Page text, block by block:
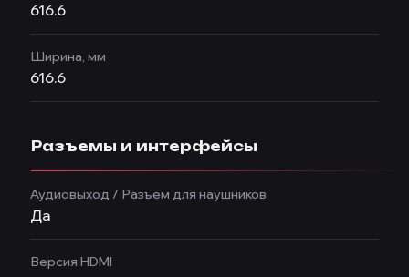
616.6
Ширина, мм
616.6
Разъемы и интерфейсы
Аудиовыход / Разъем для наушников
Да
Версия HDMI